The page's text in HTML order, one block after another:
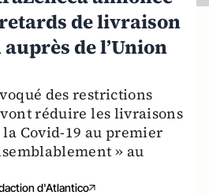
de livraison
de l’Union
des restrictions
réduire les livraisons
Covid-19 au premier
» au
d'Atlantico